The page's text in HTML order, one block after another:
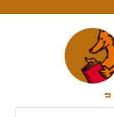
Passer
Passer
Passer